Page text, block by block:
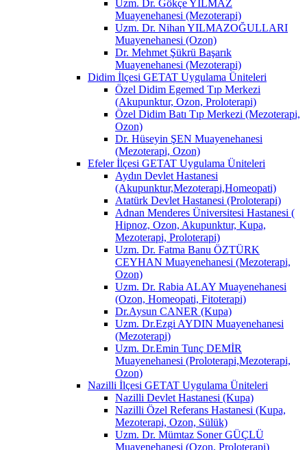
Uzm. Dr. Gökçe YILMAZ
Muayenehanesi (Mezoterapi)
Uzm. Dr. Nihan YILMAZOĞULLARI
Muayenehanesi (Ozon)
Dr. Mehmet Şükrü Başarık
Muayenehanesi (Mezoterapi)
Didim İlçesi GETAT Uygulama Üniteleri
Özel Didim Egemed Tıp Merkezi
(Akupunktur, Ozon, Proloterapi)
Özel Didim Batı Tıp Merkezi (Mezoterapi,
Ozon)
Dr. Hüseyin ŞEN Muayenehanesi
(Mezoterapi, Ozon)
Efeler İlçesi GETAT Uygulama Üniteleri
Aydın Devlet Hastanesi
(Akupunktur,Mezoterapi,Homeopati)
Atatürk Devlet Hastanesi (Proloterapi)
Adnan Menderes Üniversitesi Hastanesi (
Hipnoz, Ozon, Akupunktur, Kupa,
Mezoterapi, Proloterapi)
Uzm. Dr. Fatma Banu ÖZTÜRK
CEYHAN Muayenehanesi (Mezoterapi,
Ozon)
Uzm. Dr. Rabia ALAY Muayenehanesi
(Ozon, Homeopati, Fitoterapi)
Dr.Aysun CANER (Kupa)
Uzm. Dr.Ezgi AYDIN Muayenehanesi
(Mezoterapi)
Uzm. Dr.Emin Tunç DEMİR
Muayenehanesi (Proloterapi,Mezoterapi,
Ozon)
Nazilli İlçesi GETAT Uygulama Üniteleri
Nazilli Devlet Hastanesi (Kupa)
Nazilli Özel Referans Hastanesi (Kupa,
Mezoterapi, Ozon, Sülük)
Uzm. Dr. Mümtaz Soner GÜÇLÜ
Muayenehanesi (Ozon, Proloterapi)